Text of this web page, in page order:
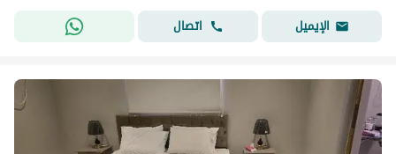
الإيميل
اتصال